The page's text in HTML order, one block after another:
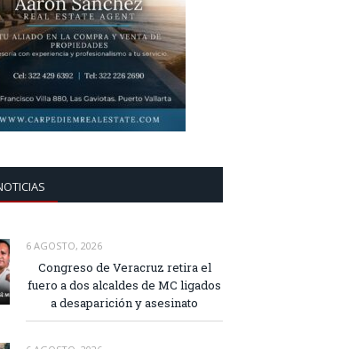
6 AGOSTO, 2026
Congreso de Veracruz retira el
fuero a dos alcaldes de MC ligados
a desaparición y asesinato